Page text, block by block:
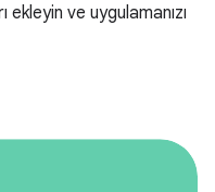
ve uygulamanızı